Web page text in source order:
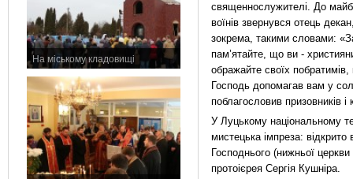
На міському кладовищі
священнослужителі. До
воїнів звернувся отець
зокрема, такими словами:
пам’ятайте, що ви -
ображайте своїх
Господь допомагав вам у
поблагословив призовників
У Луцькому національному
мистецька імпреза:
Господнього (нижньої
протоієрея Сергія Кушніра.